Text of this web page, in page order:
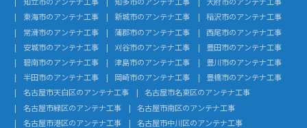
東海市のアンテナ工事
新城市のアンテナ工事
稲沢市のアンテナ工事
常滑市のアンテナ工事
蒲郡市のアンテナ工事
西尾市のアンテナ工事
安城市のアンテナ工事
刈谷市のアンテナ工事
豊田市のアンテナ工事
碧南市のアンテナ工事
津島市のアンテナ工事
豊川市のアンテナ工事
半田市のアンテナ工事
岡崎市のアンテナ工事
豊橋市のアンテナ工事
名古屋市天白区のアンテナ工事
名古屋市名東区のアンテナ工事
名古屋市緑区のアンテナ工事
名古屋市南区のアンテナ工事
名古屋市港区のアンテナ工事
名古屋市中川区のアンテナ工事